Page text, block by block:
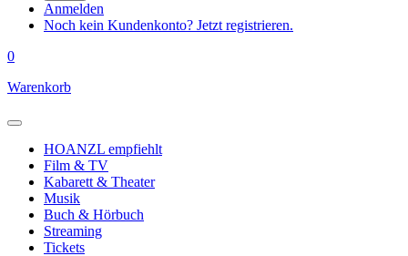
Anmelden
Noch kein Kundenkonto? Jetzt registrieren.
0
Warenkorb
HOANZL empfiehlt
Film & TV
Kabarett & Theater
Musik
Buch & Hörbuch
Streaming
Tickets